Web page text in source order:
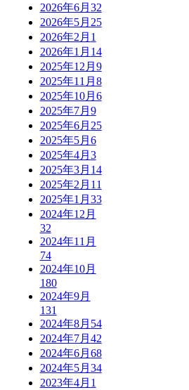
2026年6月 32
2026年5月 25
2026年2月 1
2026年1月 14
2025年12月 9
2025年11月 8
2025年10月 6
2025年7月 9
2025年6月 25
2025年5月 6
2025年4月 3
2025年3月 14
2025年2月 11
2025年1月 33
2024年12月
32
2024年11月
74
2024年10月
180
2024年9月
131
2024年8月 54
2024年7月 42
2024年6月 68
2024年5月 34
2023年4月 1